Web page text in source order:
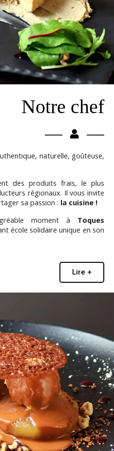
Notre chef
naturelle, goûteuse,
des produits frais, le plus
régionaux. Il vous invite
sa passion : la cuisine !
moment à Toques
école solidaire unique en son
Lire +